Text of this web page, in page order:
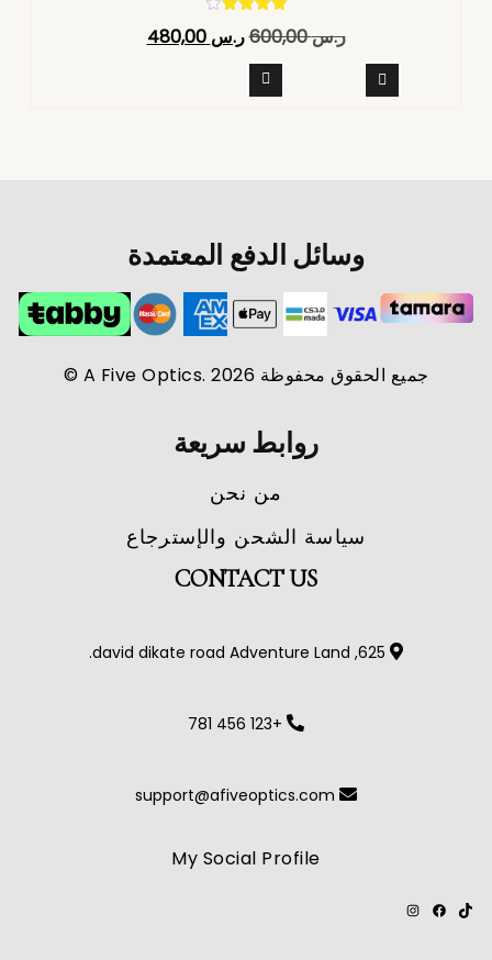
4.40
ر.س600,00 ر.س 480,00
وسائل الدفع المعتمدة
جميع الحقوق محفوظة A Five Optics. 2026 ©
روابط سريعة
من نحن
سياسة الشحن والإسترجاع
CONTACT US
625, david dikate road Adventure Land.
+123 456 781
support@afiveoptics.com
My Social Profile